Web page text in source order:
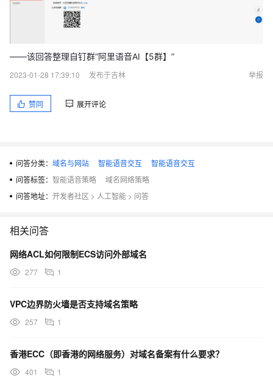
——该回答整理自钉群“阿里语音AI【5群】”
2023-01-28 17:39:10
发布于吉林 举报
赞同 展开评论
问答分类： 域名与网站 智能语音交互
智能语音交互
问答标签： 智能语音策略
域名网络策略
问答地址： 开发者社区 > 人工智能 > 问答
相关问答
网络ACL如何限制ECS访问外部域名
277 1
VPC边界防火墙是否支持域名策略
257 1
香港ECC（即香港的网络服务）对域名备案有什么要求？
401 1